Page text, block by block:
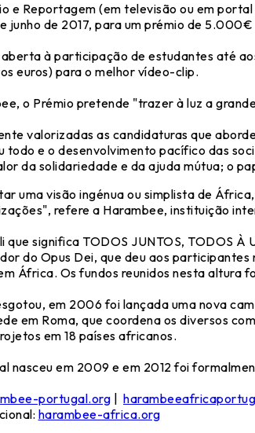
e Reportagem (em televisão ou em
junho de 2017, para um prémio de
à participação de estudantes até
euros) para o melhor vídeo-clip.
o Prémio pretende "trazer à luz a
valorizadas as candidaturas que
todo e o desenvolvimento pacífico das
da solidariedade e da ajuda mútua; o
uma visão ingénua ou simplista de
refere a Harambee, instituição
que significa TODOS JUNTOS, TODOS
do Opus Dei, que deu aos
África. Os fundos reunidos nesta
em 2006 foi lançada uma nova
em Roma, que coordena os diversos
em 18 países africanos.
nasceu em 2009 e em 2012 foi
portugal.org |
harambee-africa.org